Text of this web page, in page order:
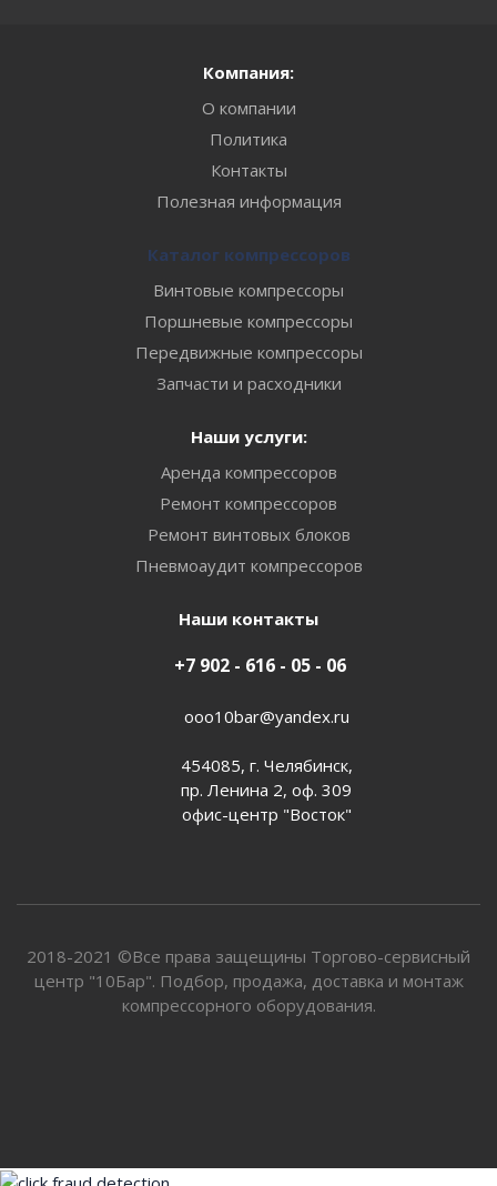
Компания:
О компании
Политика
Контакты
Полезная информация
Каталог компрессоров
Винтовые компрессоры
Поршневые компрессоры
Передвижные компрессоры
Запчасти и расходники
Наши услуги:
Аренда компрессоров
Ремонт компрессоров
Ремонт винтовых блоков
Пневмоаудит компрессоров
Наши контакты
+7 902 - 616 - 05 - 06
ooo10bar@yandex.ru
454085, г. Челябинск,
пр. Ленина 2, оф. 309
офис-центр "Восток"
2018-2021 ©Все права защещины Торгово-сервисный
центр "10Бар". Подбор, продажа, доставка и монтаж
компрессорного оборудования.